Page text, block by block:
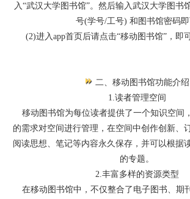
入“武汉大学图书馆”。然后输入武汉大学图书
号(学号/工号) 和图书馆密码
(2)进入app首页后请点击“移动图书馆”，即
二、移动图书馆功能介绍
1.读者管理空间
移动图书馆为每位读者提供了一个知识空间
的需求对空间进行管理，在空间中创作创新、
阅读思想、笔记等内容永久保存，并可以根据
的专题。
2.丰富多样的资源类型
在移动图书馆中，不仅整合了电子图书、期